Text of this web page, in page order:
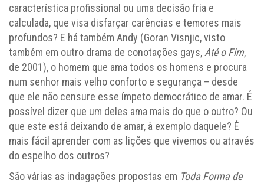
característica profissional ou uma decisão fria e
calculada, que visa disfarçar carências e temores mais
profundos? E há também Andy (Goran Visnjic, visto
também em outro drama de conotações gays, Até o Fim,
de 2001), o homem que ama todos os homens e procura
num senhor mais velho conforto e segurança – desde
que ele não censure esse ímpeto democrático de amar. É
possível dizer que um deles ama mais do que o outro? Ou
que este está deixando de amar, à exemplo daquele? É
mais fácil aprender com as lições que vivemos ou através
do espelho dos outros?
São várias as indagações propostas em Toda Forma de